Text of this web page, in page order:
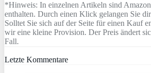
*Hinweis: In einzelnen Artikeln sind
enthalten. Durch einen Klick gelangen Sie
Solltet Sie sich auf der Seite für einen Kauf
wir eine kleine Provision. Der Preis ändert
Fall.
Letzte Kommentare